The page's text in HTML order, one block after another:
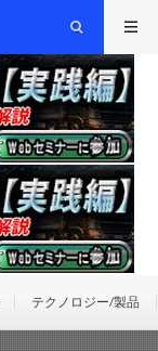
テクノロジー/製品